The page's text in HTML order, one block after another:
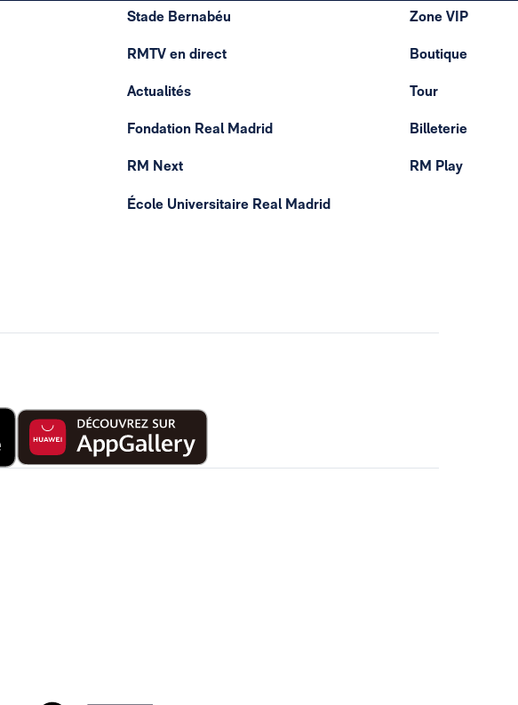
Stade Bernabéu
RMTV en direct
Actualités
Fondation Real Madrid
RM Next
École Universitaire Real Madrid
Zone VIP
Boutique
Tour
Billeterie
RM Play